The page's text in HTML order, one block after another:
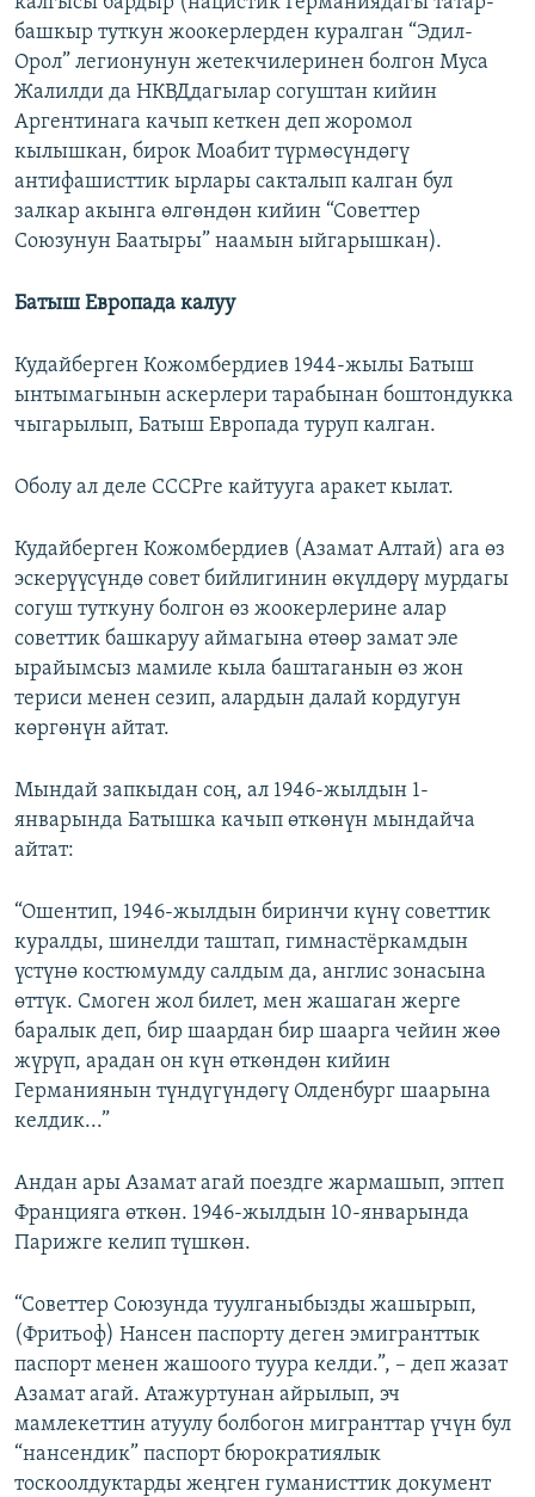
башкыр туткун жоокерлерден куралган “Эдил-
Орол” легионунун жетекчилеринен болгон Муса
Жалилди да НКВДдагылар согуштан кийин
Аргентинага качып кеткен деп жоромол
кылышкан, бирок Моабит түрмөсүндөгү
антифашисттик ырлары сакталып калган бул
залкар акынга өлгөндөн кийин “Советтер
Союзунун Баатыры” наамын ыйгарышкан).
Батыш Европада калуу
Кудайберген Кожомбердиев 1944-жылы Батыш
ынтымагынын аскерлери тарабынан боштондукка
чыгарылып, Батыш Европада туруп калган.
Оболу ал деле СССРге кайтууга аракет кылат.
Кудайберген Кожомбердиев (Азамат Алтай) ага өз
эскерүүсүндө совет бийлигинин өкүлдөрү мурдагы
согуш туткуну болгон өз жоокерлерине алар
советтик башкаруу аймагына өтөөр замат эле
ырайымсыз мамиле кыла баштаганын өз жон
териси менен сезип, алардын далай кордугун
көргөнүн айтат.
Мындай запкыдан соң, ал 1946-жылдын 1-
январында Батышка качып өткөнүн мындайча
айтат:
“Ошентип, 1946-жылдын биринчи күнү советтик
куралды, шинелди таштап, гимнастёркамдын
үстүнө костюмумду салдым да, англис зонасына
өттүк. Смоген жол билет, мен жашаган жерге
баралык деп, бир шаардан бир шаарга чейин жөө
жүрүп, арадан он күн өткөндөн кийин
Германиянын түндүгүндөгү Олденбург шаарына
келдик...”
Андан ары Азамат агай поездге жармашып, эптеп
Францияга өткөн. 1946-жылдын 10-январында
Парижге келип түшкөн.
“Советтер Союзунда туулганыбызды жашырып,
(Фритьоф) Нансен паспорту деген эмигранттык
паспорт менен жашоого туура келди.”, – деп жазат
Азамат агай. Атажуртунан айрылып, эч
мамлекеттин атуулу болбогон мигранттар үчүн бул
“нансендик” паспорт бюрократиялык
тоскоолдуктарды жеңген гуманисттик документ